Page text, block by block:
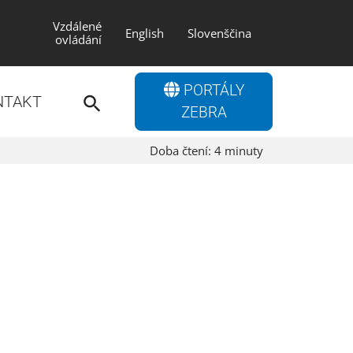
Vzdálené
ovládání
English Slovenščina
PORTÁLY
ZEBRA
Doba čtení: 4 minuty